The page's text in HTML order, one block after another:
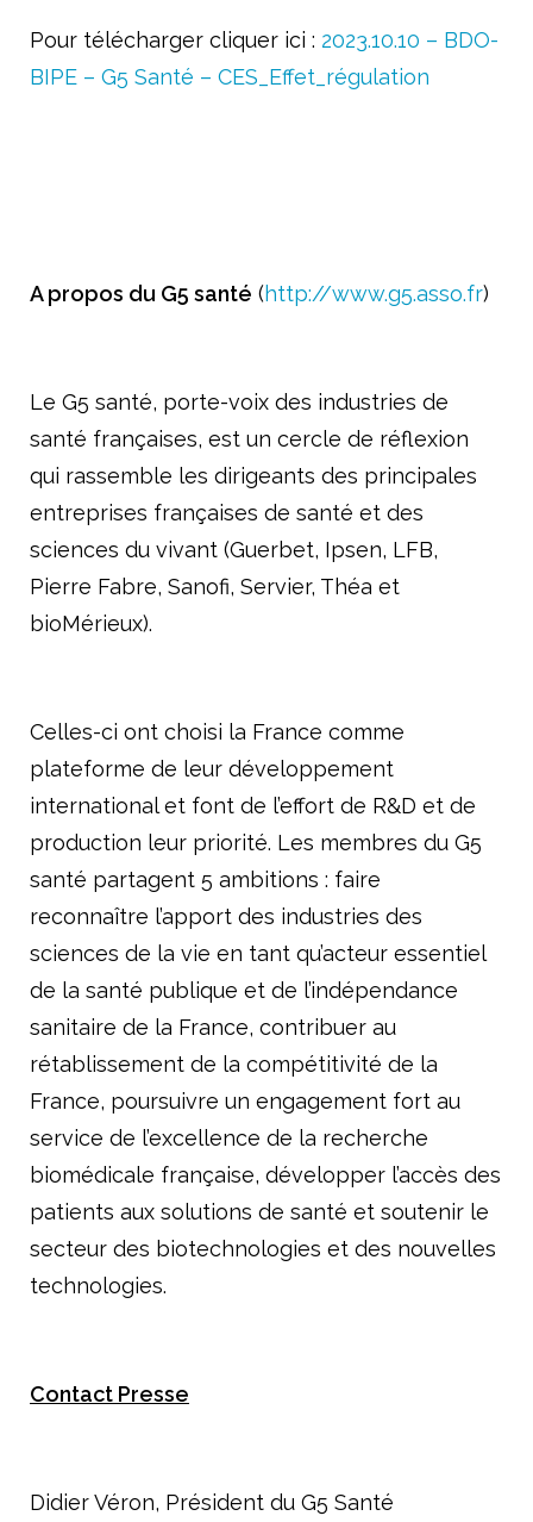
Pour télécharger cliquer ici : 2023.10.10 – BDO-
BIPE – G5 Santé – CES_Effet_régulation
A propos du G5 santé (http://www.g5.asso.fr)
Le G5 santé, porte-voix des industries de
santé françaises, est un cercle de réflexion
qui rassemble les dirigeants des principales
entreprises françaises de santé et des
sciences du vivant (Guerbet, Ipsen, LFB,
Pierre Fabre, Sanofi, Servier, Théa et
bioMérieux).
Celles-ci ont choisi la France comme
plateforme de leur développement
international et font de l’effort de R&D et de
production leur priorité. Les membres du G5
santé partagent 5 ambitions : faire
reconnaître l’apport des industries des
sciences de la vie en tant qu’acteur essentiel
de la santé publique et de l’indépendance
sanitaire de la France, contribuer au
rétablissement de la compétitivité de la
France, poursuivre un engagement fort au
service de l’excellence de la recherche
biomédicale française, développer l’accès des
patients aux solutions de santé et soutenir le
secteur des biotechnologies et des nouvelles
technologies.
Contact Presse
Didier Véron, Président du G5 Santé